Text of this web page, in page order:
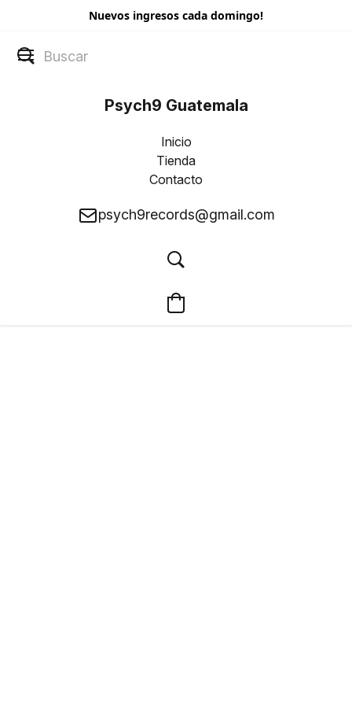
Nuevos ingresos cada domingo!
Psych9 Guatemala
Inicio
Tienda
Contacto
psych9records@gmail.com